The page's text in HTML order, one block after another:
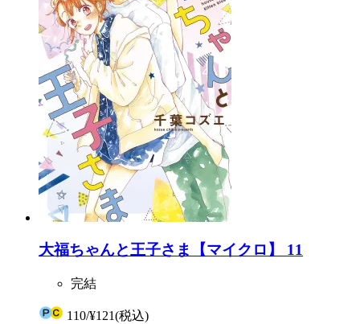
大福ちゃんと王子さま【マイクロ】 11
完結
110/¥121(税込)